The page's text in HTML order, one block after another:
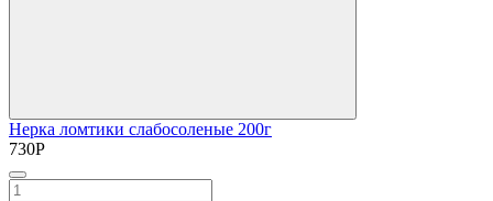
Нерка ломтики слабосоленые 200г
730Р